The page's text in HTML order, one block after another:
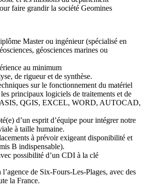
faire grandir la société Geomines
Master ou ingénieur (spécialisé en
géosciences marines ou
au minimum
de rigueur et de synthèse.
sur le fonctionnement du matériel
principaux logiciels de traitements et de
QGIS, EXCEL, WORD, AUTOCAD,
d’un esprit d’équipe pour intégrer notre
à taille humaine.
à prévoir exigeant disponibilité et
B indispensable).
possibilité d’un CDI à la clé
l’agence de Six-Fours-Les-Plages, avec des
la France.